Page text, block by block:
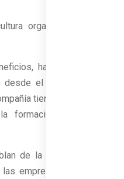
organizacional y la
hay que mirar la
desde el punto de vista
tiene un alto coste
formación de nuevos
de la importancia de
empresas, aunque no